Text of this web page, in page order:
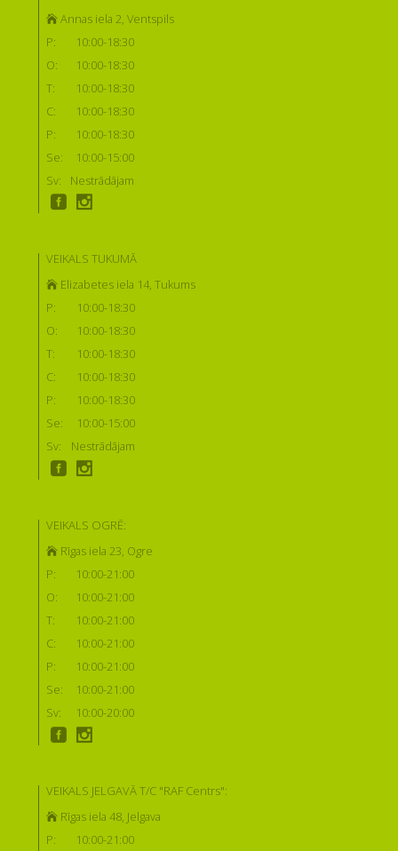
Annas iela 2, Ventspils
P:
10:00-18:30
O:
10:00-18:30
T:
10:00-18:30
C:
10:00-18:30
P:
10:00-18:30
Se:
10:00-15:00
Sv:
Nestrādājam
VEIKALS TUKUMĀ
Elizabetes iela 14, Tukums
P:
10:00-18:30
O:
10:00-18:30
T:
10:00-18:30
C:
10:00-18:30
P:
10:00-18:30
Se:
10:00-15:00
Sv:
Nestrādājam
VEIKALS OGRĒ:
Rīgas iela 23, Ogre
P:
10:00-21:00
O:
10:00-21:00
T:
10:00-21:00
C:
10:00-21:00
P:
10:00-21:00
Se:
10:00-21:00
Sv:
10:00-20:00
VEIKALS JELGAVĀ T/C "RAF Centrs":
Rīgas iela 48, Jelgava
P:
10:00-21:00